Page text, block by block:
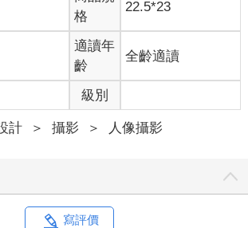
格
22.5*23
適讀年
齡
全齡適讀
級別
計 ＞ 攝影 ＞ 人像攝影
寫評價